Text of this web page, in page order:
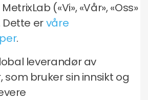
(«Vi», «Vår», «Oss»
Dette ervåre
.
leverandør av
bruker sin innsikt og